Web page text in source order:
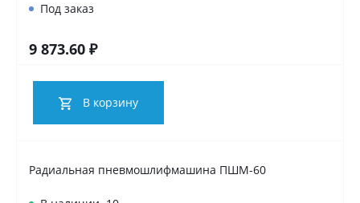
Под заказ
9 873.60 ₽
В корзину
Радиальная пневмошлифмашина ПШМ-60